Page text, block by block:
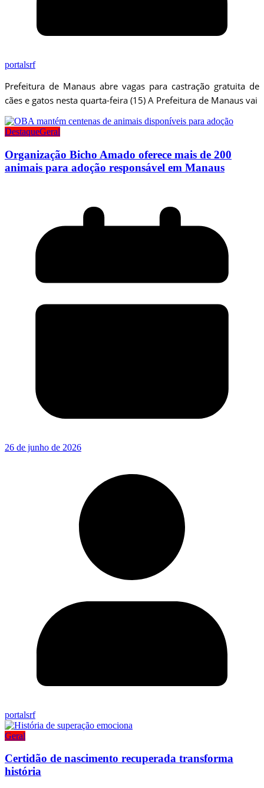
portalsrf
Prefeitura de Manaus abre vagas para castração gratuita de
cães e gatos nesta quarta-feira (15) A Prefeitura de Manaus vai
DestaqueGeral
Organização Bicho Amado oferece mais de 200
animais para adoção responsável em Manaus
26 de junho de 2026
portalsrf
Geral
Certidão de nascimento recuperada transforma
história